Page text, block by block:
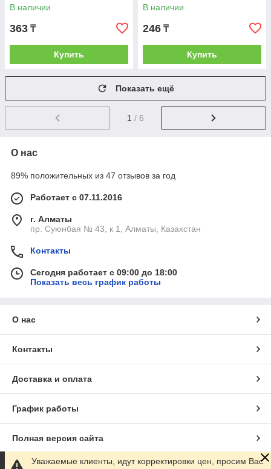
В наличии
363 ₸
Купить
В наличии
246 ₸
Купить
Показать ещё
1 / 6
О нас
89% положительных из 47 отзывов за год
Работает с 07.11.2016
г. Алматы
пр. Суюнбая № 43, к 1, Алматы, Казахстан
Контакты
Сегодня работает с 09:00 до 18:00
Показать весь график работы
О нас
Контакты
Доставка и оплата
График работы
Полная версия сайта
Уважаемые клиенты, идут корректировки цен, просим Вас